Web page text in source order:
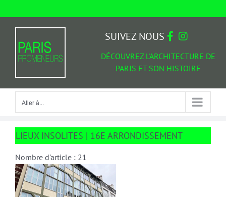
Aller à...
DÉCOUVREZ L'ARCHITECTURE DE
PARIS ET SON HISTOIRE
SUIVEZ NOUS
Aller à...
LIEUX INSOLITES | 16E ARRONDISSEMENT
Nombre d'article : 21